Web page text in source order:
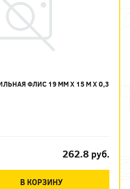
ФЛИС 19 ММ Х 15 М Х 0,3
262.8 руб.
В КОРЗИНУ